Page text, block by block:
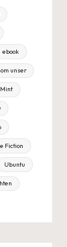
ebook
unser
Fiction
Ubuntu